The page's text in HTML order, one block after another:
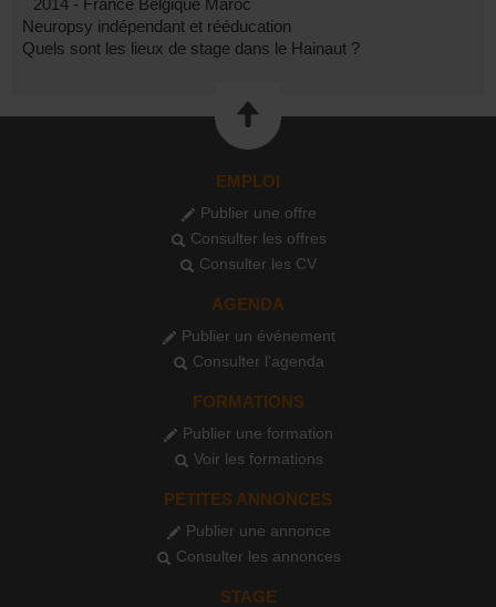
2014 - France Belgique Maroc
Neuropsy indépendant et rééducation
Quels sont les lieux de stage dans le Hainaut ?
EMPLOI
Publier une offre
Consulter les offres
Consulter les CV
AGENDA
Publier un événement
Consulter l'agenda
FORMATIONS
Publier une formation
Voir les formations
PETITES ANNONCES
Publier une annonce
Consulter les annonces
STAGE